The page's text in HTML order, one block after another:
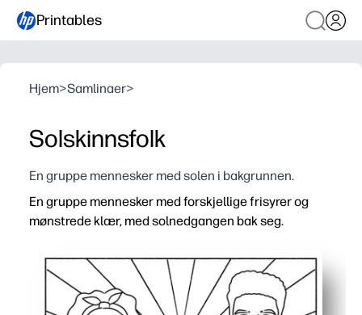
Printables
Hjem>Samlinaer>
Solskinnsfolk
En gruppe mennesker med solen i bakgrunnen.
En gruppe mennesker med forskjellige frisyrer og
mønstrede klær, med solnedgangen bak seg.